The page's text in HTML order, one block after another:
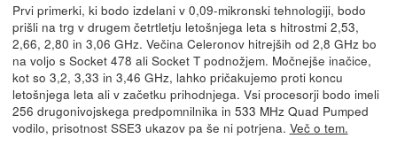
Prvi primerki, ki bodo izdelani v 0,09-mikronski tehnologiji, bodo
prišli na trg v drugem četrtletju letošnjega leta s hitrostmi 2,53,
2,66, 2,80 in 3,06 GHz. Večina Celeronov hitrejših od 2,8 GHz bo
na voljo s Socket 478 ali Socket T podnožjem. Močnejše inačice,
kot so 3,2, 3,33 in 3,46 GHz, lahko pričakujemo proti koncu
letošnjega leta ali v začetku prihodnjega. Vsi procesorji bodo imeli
256 drugonivojskega predpomnilnika in 533 MHz Quad Pumped
vodilo, prisotnost SSE3 ukazov pa še ni potrjena. Več o tem.